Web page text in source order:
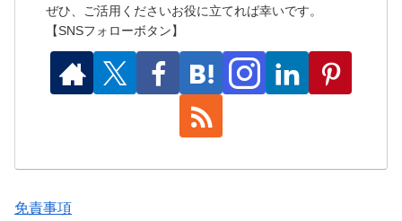
ぜひ、ご活用くださいお役に立てれば幸いです。
【SNSフォローボタン】
免責事項